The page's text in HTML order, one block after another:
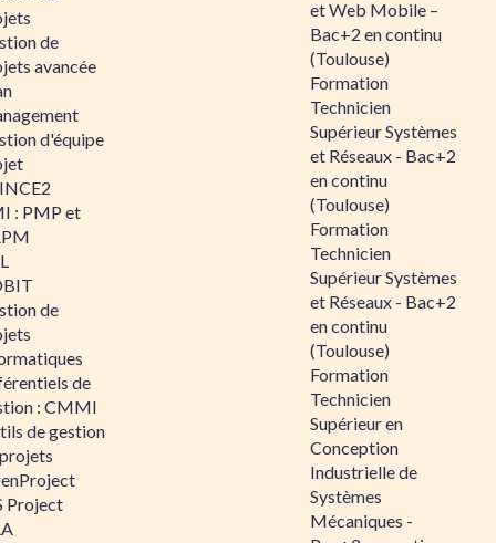
de
avancée
d'équipe
: PMP et
de
de
: CMMI
de gestion
Project
et Web Mobile –
Bac+2 en continu
(Toulouse)
Formation
Technicien
Supérieur Systèmes
et Réseaux - Bac+2
en continu
(Toulouse)
Formation
Technicien
Supérieur Systèmes
et Réseaux - Bac+2
en continu
(Toulouse)
Formation
Technicien
Supérieur en
Conception
Industrielle de
Systèmes
Mécaniques -